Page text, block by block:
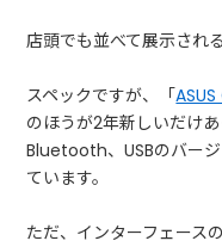
店頭でも並べて展示され
スペックですが、「
のほうが2年新しいだけあ
Bluetooth、USBのバー
ています。
ただ、インターフェース